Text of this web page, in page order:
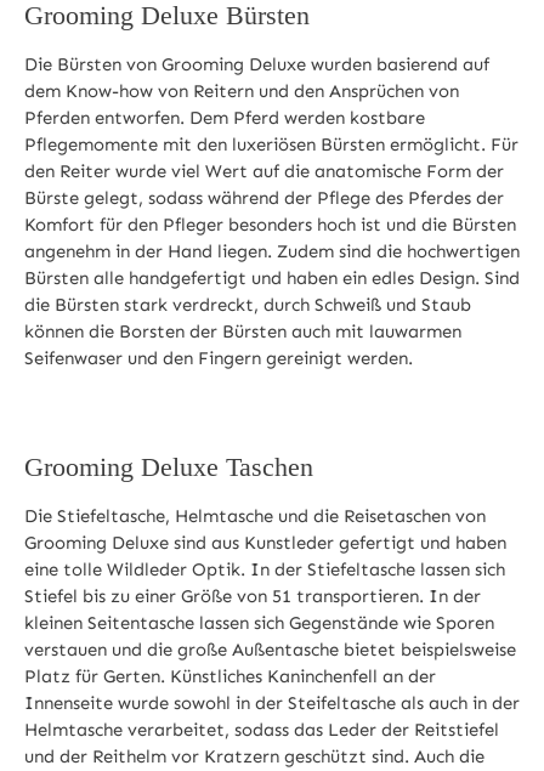
Grooming Deluxe Bürsten
Die Bürsten von Grooming Deluxe wurden basierend auf
dem Know-how von Reitern und den Ansprüchen von
Pferden entworfen. Dem Pferd werden kostbare
Pflegemomente mit den luxeriösen Bürsten ermöglicht. Für
den Reiter wurde viel Wert auf die anatomische Form der
Bürste gelegt, sodass während der Pflege des Pferdes der
Komfort für den Pfleger besonders hoch ist und die Bürsten
angenehm in der Hand liegen. Zudem sind die hochwertigen
Bürsten alle handgefertigt und haben ein edles Design. Sind
die Bürsten stark verdreckt, durch Schweiß und Staub
können die Borsten der Bürsten auch mit lauwarmen
Seifenwaser und den Fingern gereinigt werden.
Grooming Deluxe Taschen
Die Stiefeltasche, Helmtasche und die Reisetaschen von
Grooming Deluxe sind aus Kunstleder gefertigt und haben
eine tolle Wildleder Optik. In der Stiefeltasche lassen sich
Stiefel bis zu einer Größe von 51 transportieren. In der
kleinen Seitentasche lassen sich Gegenstände wie Sporen
verstauen und die große Außentasche bietet beispielsweise
Platz für Gerten. Künstliches Kaninchenfell an der
Innenseite wurde sowohl in der Steifeltasche als auch in der
Helmtasche verarbeitet, sodass das Leder der Reitstiefel
und der Reithelm vor Kratzern geschützt sind. Auch die